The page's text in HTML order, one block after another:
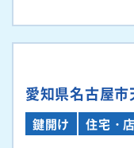
愛知県名古屋
鍵開け 住宅・